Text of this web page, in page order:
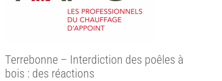
Terrebonne – Interdiction des poêles à
bois : des réactions